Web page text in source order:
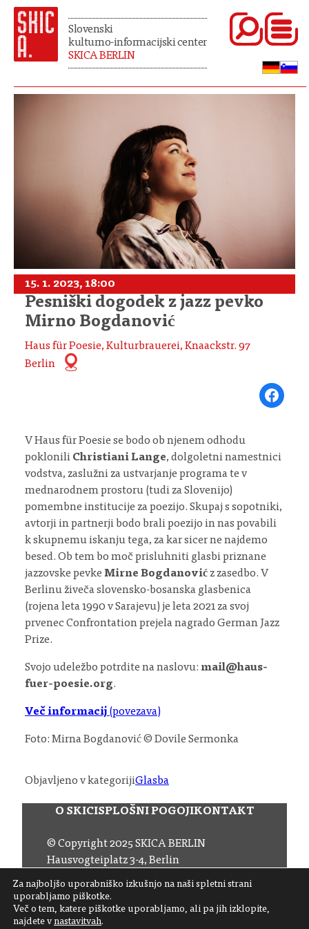
Slovenski
kulturno-informacijski center
SKICA BERLIN
15. 1. 2023, 18:00
Pesniški dogodek z jazz pevko
Mirno Bogdanović
Haus für Poesie, Kulturbrauerei, Knaackstr. 97
Berlin
Share on
V Haus für Poesie se bodo ob njenem odhodu
poklonili Christiani Lange, dolgoletni namestnici
vodstva, zaslužni za ustvarjanje programa te v
mednarodnem prostoru (tudi za Slovenijo)
pomembne institucije za poezijo. Skupaj s sopotniki,
avtorji in partnerji bodo brali poezijo in nas povabili
k skupnemu iskanju tega, za kar sicer ne najdemo
besed. Ob tem bo moč prisluhniti glasbi priznane
jazzovske pevkeMirne Bogdanović z zasedbo. V
Berlinu živeča slovensko-bosanska glasbenica
(rojena leta 1990 v Sarajevu) je leta 2021 za svoj
prvenec Confrontation prejela nagrado German Jazz
Prize.
Svojo udeležbo potrdite na naslovu: mail@haus-
fuer-poesie.org.
Več informacij (povezava)
Foto: Mirna Bogdanović © Dovile Sermonka
Objavljeno v kategorijiGlasba
Za najboljšo uporabniško izkušnjo na naši spletni strani
uporabljamo piškotke.
Več o tem, katere piškotke uporabljamo, ali pa jih izklopite,
najdete v nastavitvah.
O SKICISPLOŠNI POGOJIKONTAKT
© Copyright 2025 SKICA BERLIN
Hausvogteiplatz 3-4, Berlin
Tel:+49 30 206 145 57